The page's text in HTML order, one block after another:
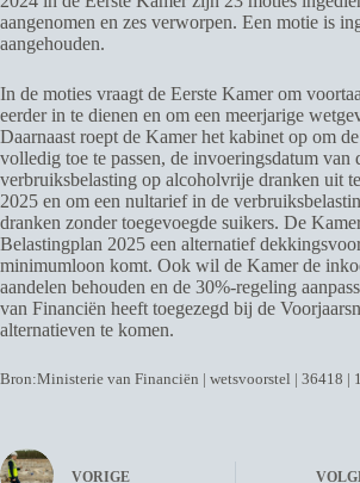
aangenomen en zes verworpen. Een motie is
aangehouden.
In de moties vraagt de Eerste Kamer om
eerder in te dienen en om een meerjarige
Daarnaast roept de Kamer het kabinet op om
volledig toe te passen, de invoeringsdatum van
verbruiksbelasting op alcoholvrije dranken uit
2025 en om een nultarief in de
dranken zonder toegevoegde suikers. De
Belastingplan 2025 een alternatief
minimumloon komt. Ook wil de Kamer de
aandelen behouden en de 30%-regeling
van Financiën heeft toegezegd bij de
alternatieven te komen.
Bron:Ministerie van Financiën | wetsvoorstel | 36418 |
VORIGE